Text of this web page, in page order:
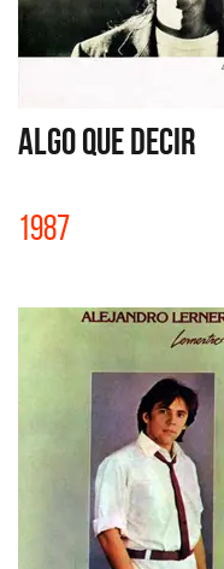
ALGO QUE DECIR
1987